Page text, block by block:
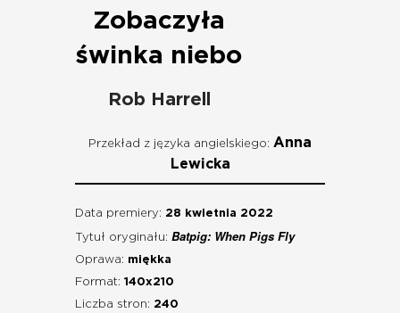
Zobaczyła
świnka niebo
Rob Harrell
Przekład z języka angielskiego: Anna
Lewicka
Data premiery: 28 kwietnia 2022
Tytuł oryginału: Batpig: When Pigs Fly
Oprawa: miękka
Format: 140x210
Liczba stron: 240